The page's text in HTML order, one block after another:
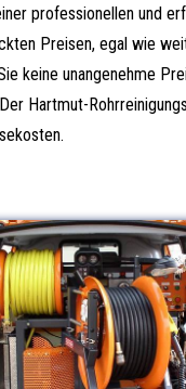
professionellen und
Preisen, egal wie
keine unangenehme
Hartmut-